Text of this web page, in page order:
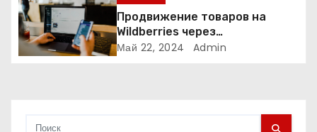
и
с
Продвижение товаров на
Wildberries через
Яндекс.Директ в 2024 году:
Май 22, 2024 Admin